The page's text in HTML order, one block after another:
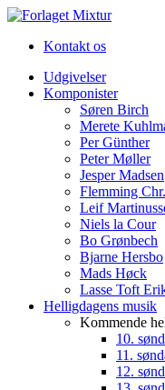
Kontakt os
Udgivelser
Komponister
Søren Birch
Merete
Per Günther
Peter Møller
Jesper Madsen
Flemming
Leif
Niels la Cour
Bo Grønbech
Bjarne Hersbo
Mads Høck
Lasse Toft
Helligdagens musik
Kommende
10.
11.
12.